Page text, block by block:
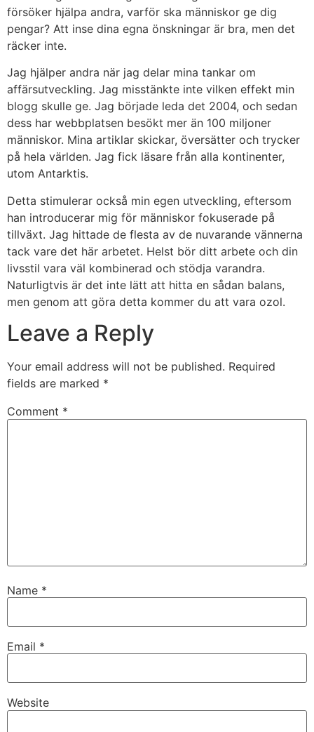
försöker hjälpa andra, varför ska människor ge dig
pengar? Att inse dina egna önskningar är bra, men det
räcker inte.
Jag hjälper andra när jag delar mina tankar om
affärsutveckling. Jag misstänkte inte vilken effekt min
blogg skulle ge. Jag började leda det 2004, och sedan
dess har webbplatsen besökt mer än 100 miljoner
människor. Mina artiklar skickar, översätter och trycker
på hela världen. Jag fick läsare från alla kontinenter,
utom Antarktis.
Detta stimulerar också min egen utveckling, eftersom
han introducerar mig för människor fokuserade på
tillväxt. Jag hittade de flesta av de nuvarande vännerna
tack vare det här arbetet. Helst bör ditt arbete och din
livsstil vara väl kombinerad och stödja varandra.
Naturligtvis är det inte lätt att hitta en sådan balans,
men genom att göra detta kommer du att vara ozol.
Leave a Reply
Your email address will not be published. Required
fields are marked *
Comment *
Name *
Email *
Website